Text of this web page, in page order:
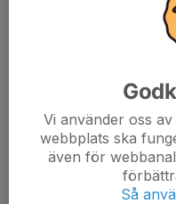
Vi använder oss
webbplats ska
även för
Så